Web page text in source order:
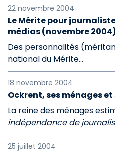
22 novembre 2004
Le Mérite pour
médias (novembre
Des personnalités
national du Mérite...
18 novembre 2004
Ockrent, ses ménages et
La reine des ménages
indépendance de
25 juillet 2004